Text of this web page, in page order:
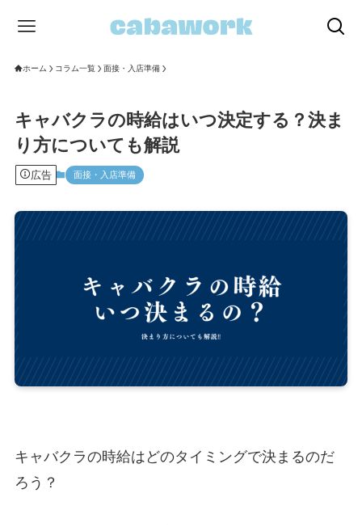
ホーム コラム一覧 面接・入店準備
キャバクラの時給はいつ決定する？決ま
り方についても解説
広告 面接・入店準備
キャバクラの時給はどのタイミングで決まるのだ
ろう？